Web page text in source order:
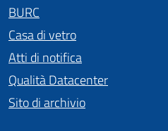
BURC
Casa di vetro
Atti di notifica
Qualità Datacenter
Sito di archivio